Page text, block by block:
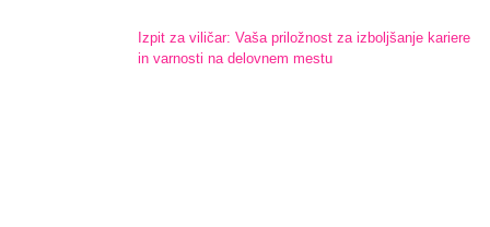
Izpit za viličar: Vaša priložnost za izboljšanje kariere
in varnosti na delovnem mestu